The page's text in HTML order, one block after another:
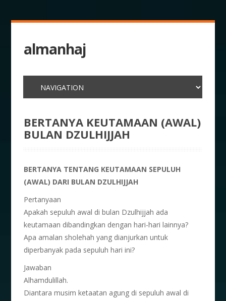
almanhaj
BERTANYA KEUTAMAAN (AWAL)
BULAN DZULHIJJAH
BERTANYA TENTANG KEUTAMAAN SEPULUH
(AWAL) DARI BULAN DZULHIJJAH
Pertanyaan
Apakah sepuluh awal di bulan Dzulhijjah ada
keutamaan dibandingkan dengan hari-hari lainnya?
Apa amalan sholehah yang dianjurkan untuk
diperbanyak pada sepuluh hari ini?
Jawaban
Alhamdulillah.
Diantara musim ketaatan agung di sepuluh awal di